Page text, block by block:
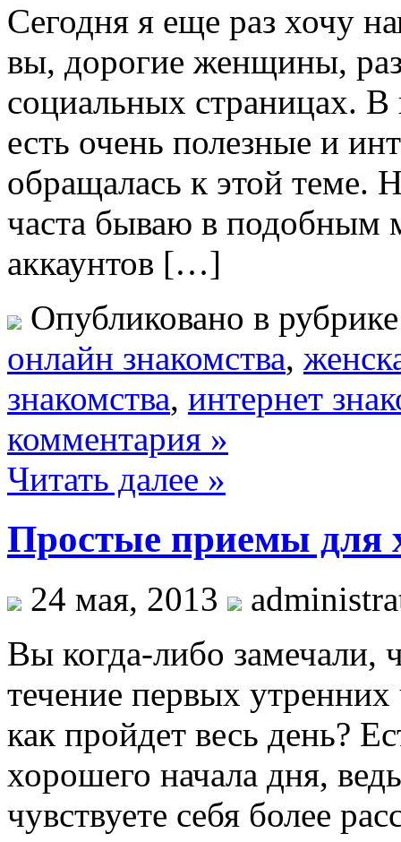
Сегодня я еще раз хочу
вы, дорогие женщины,
социальных страницах. В
есть очень полезные и
обращалась к этой теме.
часта бываю в подобным
аккаунтов […]
Опубликовано в
oнлайн знакомства,
знакомства, интернет
комментария »
Читать далее »
Простые приемы для
24 мая, 2013
Вы когда-либо замечали,
течение первых утренних
как пройдет весь день?
хорошего начала дня,
чувствуете себя более